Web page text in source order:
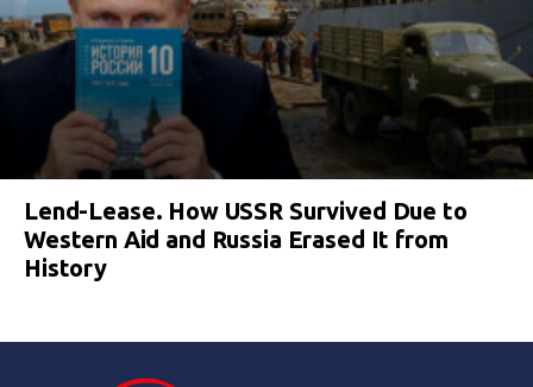
Lend-Lease. How USSR Survived Due to
Western Aid and Russia Erased It from
History